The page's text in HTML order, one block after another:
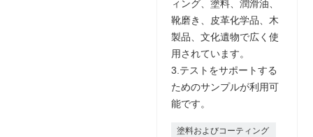
ィング、塗料、潤滑油、
靴磨き、皮革化学品、木
製品、文化遺物で広く使
用されています。
3.テストをサポートする
ためのサンプルが利用可
能です。
塗料およびコーティング